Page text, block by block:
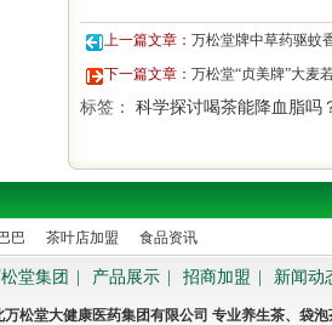
上一篇文章： 万松堂牌中草药驱蚊
下一篇文章： 万松堂“贞美牌”大麦
标签： 科学探讨喝茶能降血脂吗
巴 茶叶店加盟 食品资讯
堂集团 产品展示 招商加盟 新闻动
万松堂大健康医药集团有限公司 专业养生茶、袋